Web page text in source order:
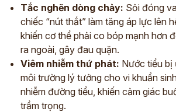
Tắc nghẽn dòng chảy: Sỏi đóng
chiếc “nút thắt” làm tăng áp lực lên
khiến cơ thể phải co bóp mạnh hơn
ra ngoài, gây đau quặn.
Viêm nhiễm thứ phát: Nước tiểu bị
môi trường lý tưởng cho vi khuẩn
nhiễm đường tiểu, khiến cảm giác
trầm trọng.